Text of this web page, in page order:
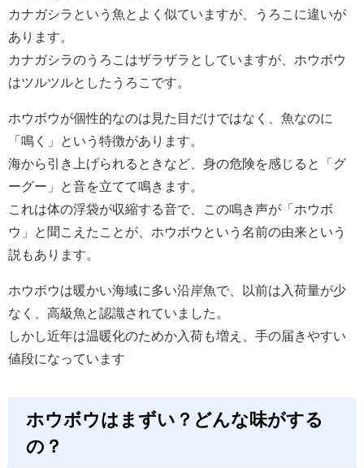
カナガシラという魚とよく似ていますが、うろこに違いが
あります。
カナガシラのうろこはザラザラとしていますが、ホウボウ
はツルツルとしたうろこです。
ホウボウが個性的なのは見た目だけではなく、魚なのに
「鳴く」という特徴があります。
海から引き上げられるときなど、身の危険を感じると「グ
ーグー」と音を立てて鳴きます。
これは体の浮袋が収縮する音で、この鳴き声が「ホウボ
ウ」と聞こえたことが、ホウボウという名前の由来という
説もあります。
ホウボウは暖かい海域に多い沿岸魚で、以前は入荷量が少
なく、高級魚と認識されていました。
しかし近年は温暖化のためか入荷も増え、手の届きやすい
値段になっています
ホウボウはまずい？どんな味がする
の？